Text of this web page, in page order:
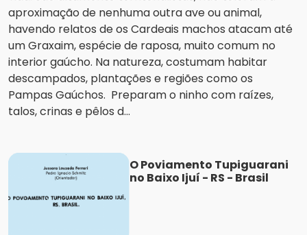
aproximação de nenhuma outra ave ou animal,
havendo relatos de os Cardeais machos atacam até
um Graxaim, espécie de raposa, muito comum no
interior gaúcho. Na natureza, costumam habitar
descampados, plantações e regiões como os
Pampas Gaúchos. Preparam o ninho com raízes,
talos, crinas e pêlos d...
O Poviamento Tupiguarani
no Baixo Ijuí - RS - Brasil